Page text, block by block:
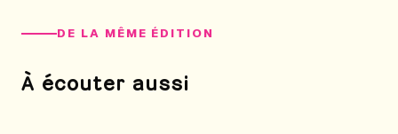
DE LA MÊME ÉDITION
À écouter aussi